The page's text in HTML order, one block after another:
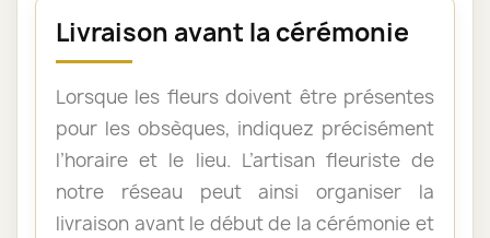
Livraison avant la cérémonie
Lorsque les fleurs doivent être présentes
pour les obsèques, indiquez précisément
l’horaire et le lieu. L’artisan fleuriste de
notre réseau peut ainsi organiser la
livraison avant le début de la cérémonie et